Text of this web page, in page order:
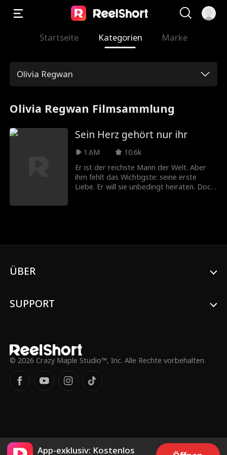
Startseite Kategorien Marke
Olivia Regwan
Olivia Regwan Filmsammlung
Sein Herz gehört nur ihr
1.6M
10.6k
Er ist der reichste Mann der Welt. Aber
ihm fehlt das Wichtigste: seine erste
Liebe. Er will sie unbedingt heiraten. Doch
Traumfrau verheiratet?
ÜBER
SUPPORT
© 2026 Crazy Maple Studio™, Inc. Alle Rechte vorbehalten.
App-exklusiv: Kostenlos